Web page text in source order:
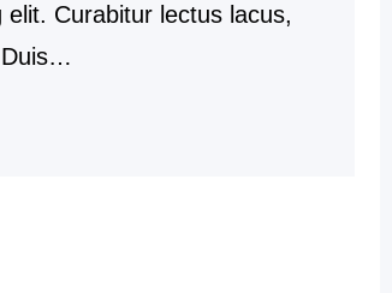
Curabitur lectus lacus,
Duis…